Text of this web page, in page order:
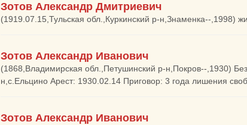
Зотов Александр Дмитриевич
(1919.07.15,Тульская обл.,Куркинский р-н,Знаменка--,1998)
Зотов Александр Иванович
(1868,Владимирская обл.,Петушинский р-н,Покров--,1930)
н,с.Ельцино Арест: 1930.02.14 Приговор: 3 года лишения
Зотов Александр Иванович